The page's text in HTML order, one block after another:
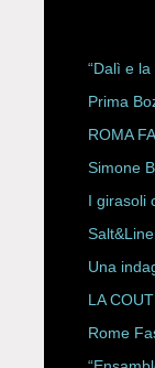
“Dalì e
Prima
P/E 2027
ROMA
HAUTE
Simone
ESPY
I girasoli
Una
LA
CON
Rome